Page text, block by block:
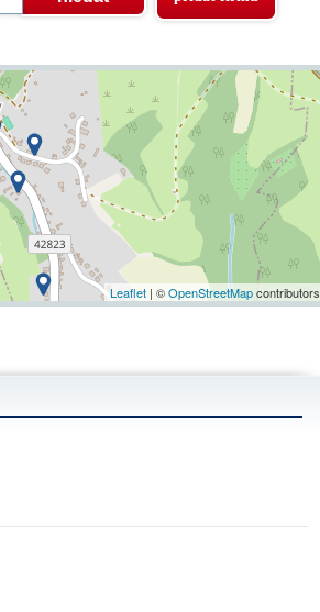
Leaflet | ©OpenStreetMapcontributors